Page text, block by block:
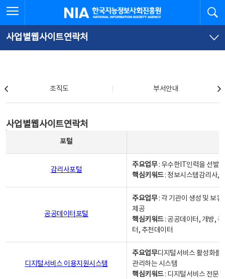
문
로
가
체
뉴
바
가
한국지능정보사회진흥원
사업별웹사이트연락처
조직도 부서안내
사업별웹사이트연락처
포털
감리사포털
주요업무: 우수한IT인력을 선발
핵심키워드: 정보시스템감리사,
공공데이터포털
주요업무: 각 기관이 생성 및 보
제공
핵심키워드: 공공데이터, 개방,
터, 추천데이터
디지털서비스 이용지원시스템
주요업무디지털서비스 활성화를
관리하는 시스템
핵심키워드: 디지털서비스 전문